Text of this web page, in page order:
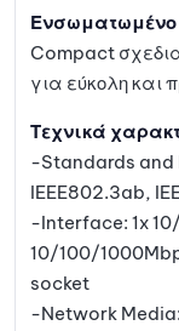
Ενσωματωμένο
Compact
για εύκολη και
Τεχνικά
-Standards and
IEEE802.3ab,
-Interface: 1x
10/100/
socket
-Network